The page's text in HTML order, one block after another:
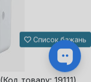
(Код товару: 19111)
Список бажань